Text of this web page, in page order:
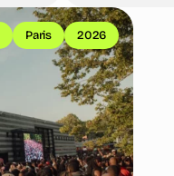
Paris 2026